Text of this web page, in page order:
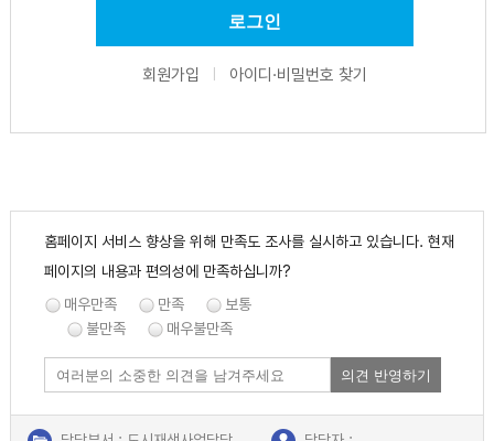
회원가입 아이디·비밀번호 찾기
홈페이지 서비스 향상을 위해 만족도 조사를 실시하고 있습니다. 현재
페이지의 내용과 편의성에 만족하십니까?
매우만족
만족
보통
불만족
매우불만족
의견 반영하기